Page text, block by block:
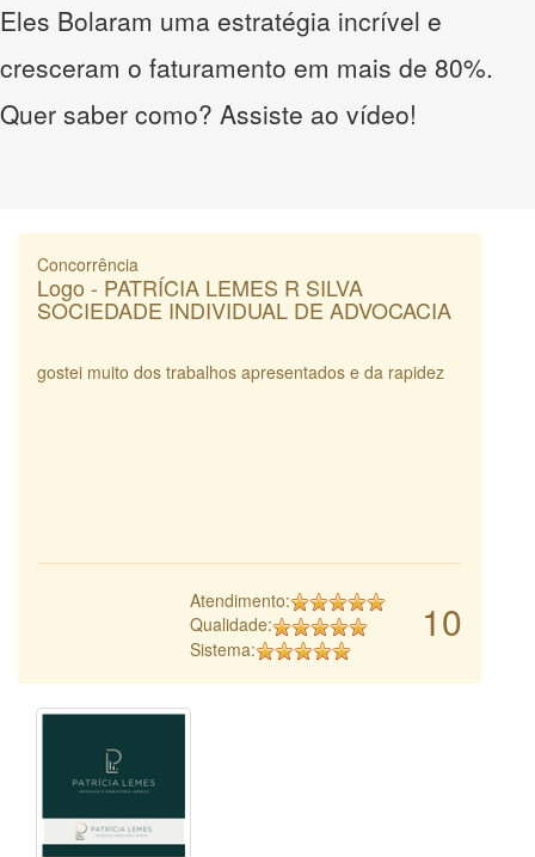
Eles Bolaram uma estratégia incrível e
cresceram o faturamento em mais de 80%.
Quer saber como? Assiste ao vídeo!
Concorrência
Logo - PATRÍCIA LEMES R SILVA
SOCIEDADE INDIVIDUAL DE ADVOCACIA
gostei muito dos trabalhos apresentados e da rapidez
10
Atendimento:
Qualidade:
Sistema: